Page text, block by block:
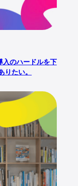
のハードルを下
たい。